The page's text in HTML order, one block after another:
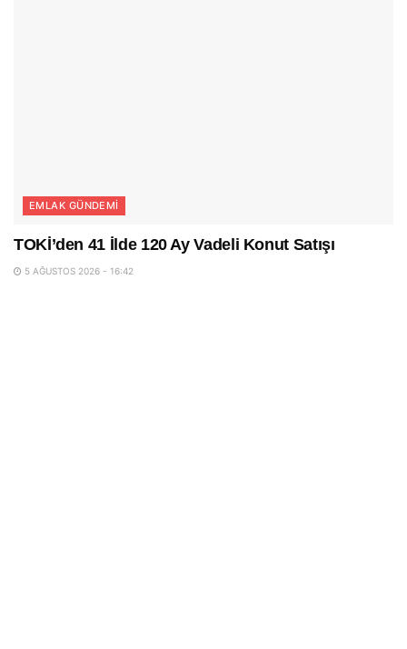
EMLAK GÜNDEMI
TOKİ’den 41 İlde 120 Ay Vadeli Konut Satışı
5 AĞUSTOS 2026 - 16:42